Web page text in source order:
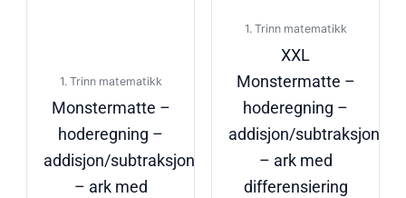
1. Trinn matematikk
Monstermatte –
hoderegning –
addisjon/subtraksjon
– ark med
1. Trinn matematikk
XXL
Monstermatte –
hoderegning –
addisjon/subtraksjon
– ark med
differensiering